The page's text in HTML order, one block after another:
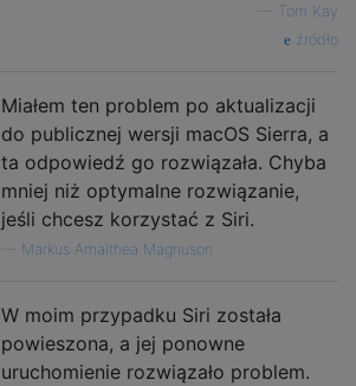
Tom Kay
źródło
Miałem ten problem po aktualizacji
do publicznej wersji macOS Sierra, a
ta odpowiedź go rozwiązała. Chyba
mniej niż optymalne rozwiązanie,
jeśli chcesz korzystać z Siri.
Markus Amalthea Magnuson
W moim przypadku Siri została
powieszona, a jej ponowne
uruchomienie rozwiązało problem.